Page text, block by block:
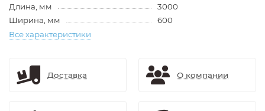
Длина, мм
3000
Ширина, мм
600
Все характеристики
Доставка О компании